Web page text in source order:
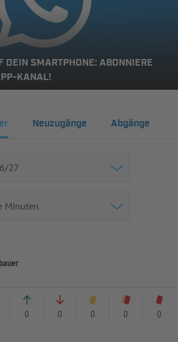
DEIN SMARTPHONE: ABONNIERE
KANAL!
Neuzugänge Abgänge
0 0 0 0 0